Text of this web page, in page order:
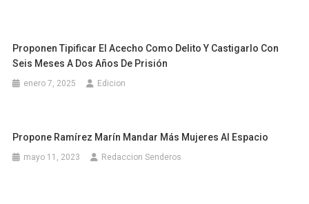
Proponen Tipificar El Acecho Como Delito Y Castigarlo Con
Seis Meses A Dos Años De Prisión
enero 7, 2025 Edicion
Propone Ramírez Marín Mandar Más Mujeres Al Espacio
mayo 11, 2023 Redaccion Senderos